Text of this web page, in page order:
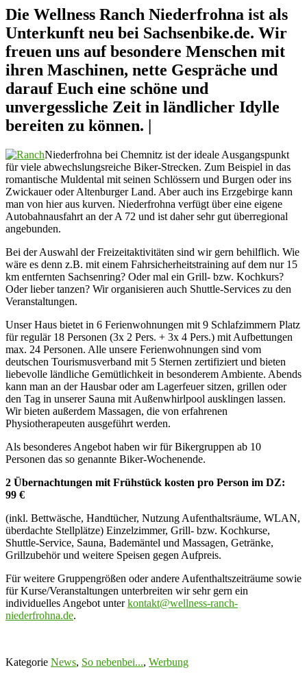
Die Wellness Ranch Niederfrohna ist als
Unterkunft neu bei Sachsenbike.de. Wir
freuen uns auf besondere Menschen mit
ihren Maschinen, nette Gespräche und
darauf Euch eine schöne und
unvergessliche Zeit in ländlicher Idylle
bereiten zu können. |
Niederfrohna bei Chemnitz ist der ideale Ausgangspunkt
für viele abwechslungsreiche Biker-Strecken. Zum Beispiel in das
romantische Muldental mit seinen Schlössern und Burgen oder ins
Zwickauer oder Altenburger Land. Aber auch ins Erzgebirge kann
man von hier aus kurven. Niederfrohna verfügt über eine eigene
Autobahnausfahrt an der A 72 und ist daher sehr gut überregional
angebunden.
Bei der Auswahl der Freizeitaktivitäten sind wir gern behilflich. Wie
wäre es denn z.B. mit einem Fahrsicherheitstraining auf dem nur 15
km entfernten Sachsenring? Oder mal ein Grill- bzw. Kochkurs?
Oder lieber tanzen? Wir organisieren auch Shuttle-Services zu den
Veranstaltungen.
Unser Haus bietet in 6 Ferienwohnungen mit 9 Schlafzimmern Platz
für regulär 18 Personen (3x 2 Pers. + 3x 4 Pers.) mit Aufbettungen
max. 24 Personen. Alle unsere Ferienwohnungen sind vom
deutschen Tourismusverband mit 5 Sternen zertifiziert und bieten
liebevolle ländliche Gemütlichkeit in besonderem Ambiente. Abends
kann man an der Hausbar oder am Lagerfeuer sitzen, grillen oder
den Tag in unserer Sauna mit Außenwhirlpool ausklingen lassen.
Wir bieten außerdem Massagen, die von erfahrenen
Physiotherapeuten ausgeführt werden.
Als besonderes Angebot haben wir für Bikergruppen ab 10
Personen das so genannte Biker-Wochenende.
2 Übernachtungen mit Frühstück kosten pro Person im DZ:
99 €
(inkl. Bettwäsche, Handtücher, Nutzung Aufenthaltsräume, WLAN,
überdachte Stellplätze) Einzelzimmer, Grill- bzw. Kochkurse,
Shuttle-Service, Sauna, Bademäntel und Massagen, Getränke,
Grillzubehör und weitere Speisen gegen Aufpreis.
Für weitere Gruppengrößen oder andere Aufenthaltszeiträume sowie
für Kurse/Veranstaltungen unterbreiten wir sehr gern ein
individuelles Angebot unterkontakt@wellness-ranch-
niederfrohna.de.
Kategorie News, So nebenbei..., Werbung